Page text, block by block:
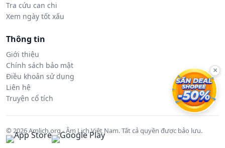
Tra cứu can chi
Xem ngày tốt xấu
Thông tin
Giới thiệu
Chính sách bảo mật
Điều khoản sử dụng
Liên hệ
Truyện cổ tích
© 2026 Amlich.org - Âm Lịch Việt Nam. Tất cả quyền được bảo lưu.
×